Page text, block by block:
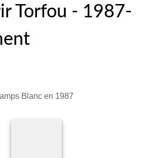
Torfou - 1987-
Blanc en 1987